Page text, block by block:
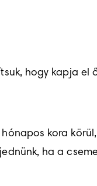
hogy kapja
kora
ha a